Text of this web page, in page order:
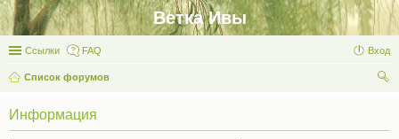
Ветка Ивы
Ссылки FAQ Вход
Список форумов
Информация